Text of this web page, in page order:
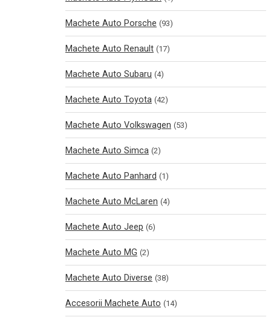
Machete Auto Porsche (93)
Machete Auto Renault (17)
Machete Auto Subaru (4)
Machete Auto Toyota (42)
Machete Auto Volkswagen (53)
Machete Auto Simca (2)
Machete Auto Panhard (1)
Machete Auto McLaren (4)
Machete Auto Jeep (6)
Machete Auto MG (2)
Machete Auto Diverse (38)
Accesorii Machete Auto (14)